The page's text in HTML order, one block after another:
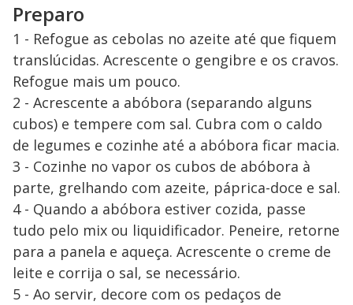
Preparo
1 - Refogue as cebolas no azeite até que fiquem
translúcidas. Acrescente o gengibre e os cravos.
Refogue mais um pouco.
2 - Acrescente a abóbora (separando alguns
cubos) e tempere com sal. Cubra com o caldo
de legumes e cozinhe até a abóbora ficar macia.
3 - Cozinhe no vapor os cubos de abóbora à
parte, grelhando com azeite, páprica-doce e sal.
4 - Quando a abóbora estiver cozida, passe
tudo pelo mix ou liquidificador. Peneire, retorne
para a panela e aqueça. Acrescente o creme de
leite e corrija o sal, se necessário.
5 - Ao servir, decore com os pedaços de